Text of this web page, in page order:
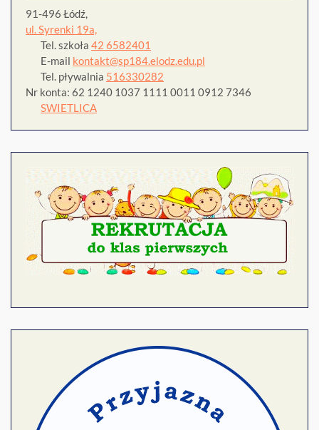
91-496 Łódź,
ul. Syrenki 19a,
Tel. szkoła 42 6582401
E-mail kontakt@sp184.elodz.edu.pl
Tel. pływalnia 516330282
Nr konta: 62 1240 1037 1111 0011 0912 7346
SWIETLICA